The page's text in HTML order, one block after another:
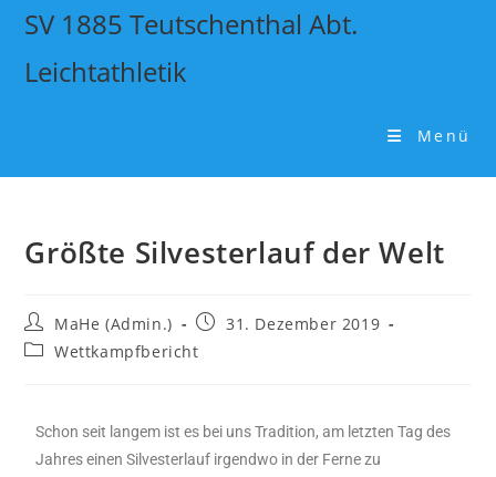
SV 1885 Teutschenthal Abt.
Leichtathletik
Menü
Größte Silvesterlauf der Welt
MaHe (Admin.)
31. Dezember 2019
Wettkampfbericht
Schon seit langem ist es bei uns Tradition, am letzten Tag des
Jahres einen Silvesterlauf irgendwo in der Ferne zu